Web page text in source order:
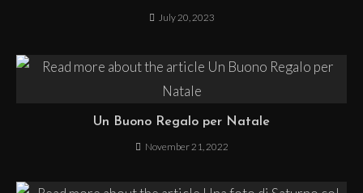
July 20, 2023
Un Buono Regalo per Natale
November 21, 2022